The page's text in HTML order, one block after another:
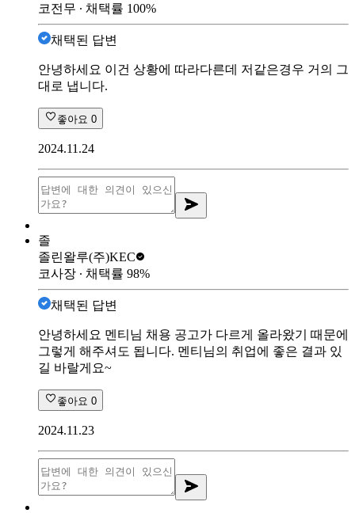
코전무 ∙ 채택률 100%
채택된 답변
안녕하세요 이건 상황에 따라다른데 저같은경우 거의 그
대로 냅니다.
좋아요 0
2024.11.24
졸
졸린왈루(주)KEC
코사장 ∙ 채택률 98%
채택된 답변
안녕하세요 멘티님 채용 공고가 다르게 올라왔기 때문에
그렇게 해주셔도 됩니다. 멘티님의 취업에 좋은 결과 있
길 바랄게요~
좋아요 0
2024.11.23